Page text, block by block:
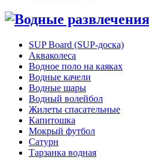
SUP Board (SUP-доска)
Акваколеса
Водное поло на каяках
Водные качели
Водные шары
Водный волейбол
Жилеты спасательные
Капитошка
Мокрый футбол
Сатурн
Тарзанка водная